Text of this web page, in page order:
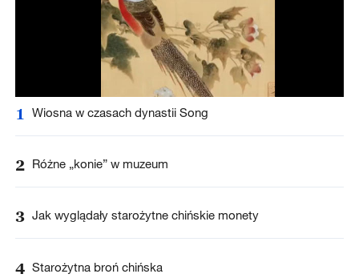
1 Wiosna w czasach dynastii Song
2 Różne „konie” w muzeum
3 Jak wyglądały starożytne chińskie monety
4 Starożytna broń chińska